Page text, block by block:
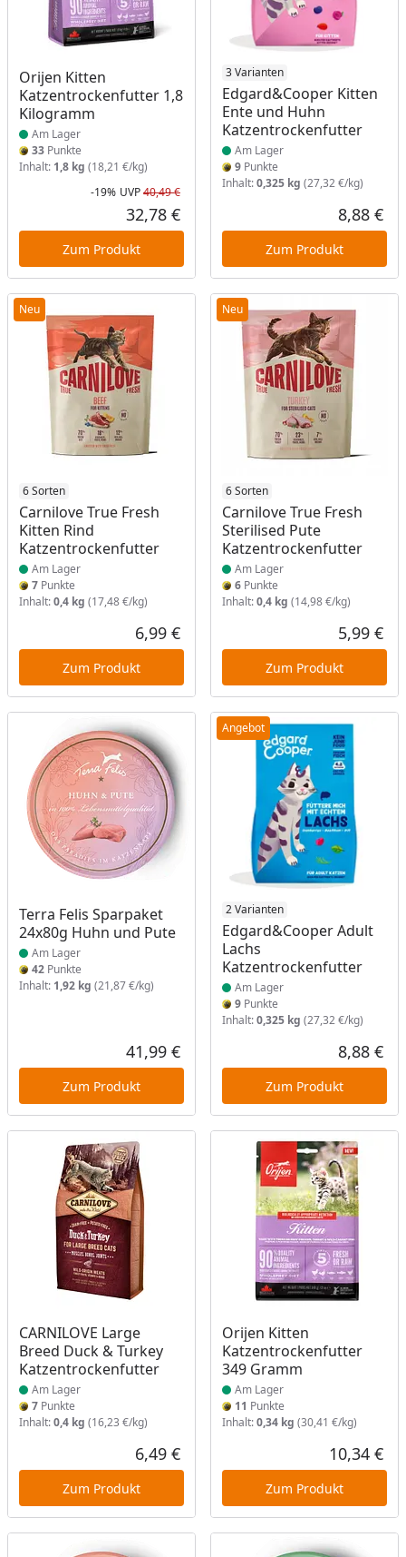
Orijen Kitten
Katzentrockenfutter 1,8
Kilogramm
Produkt am Lager
Am Lager
33 Punkte
Inhalt: 1,8 kg (18,21 €/kg)
Rabatt in Prozent
-19%
Ursprünglicher Preis
UVP40,49 €
Aktueller Preis
32,78 €
Zum Produkt
3 Varianten
Edgard&Cooper Kitten
Ente und Huhn
Katzentrockenfutter
Produkt am Lager
Am Lager
9Punkte
Inhalt:0,325 kg (27,32 €/kg)
8,88 €
Zum Produkt
Neu
6 Sorten
Carnilove True Fresh
Kitten Rind
Katzentrockenfutter
Produkt am Lager
Am Lager
7 Punkte
Inhalt:0,4 kg (17,48 €/kg)
Aktueller Preis
6,99 €
Zum Produkt
Neu
6 Sorten
Carnilove True Fresh
Sterilised Pute
Katzentrockenfutter
Produkt am Lager
Am Lager
6Punkte
Inhalt:0,4 kg (14,98 €/kg)
5,99 €
Zum Produkt
Terra Felis Sparpaket
24x80g Huhn und Pute
Produkt am Lager
Am Lager
42 Punkte
Inhalt: 1,92 kg (21,87 €/kg)
Aktueller Preis
41,99 €
Zum Produkt
Angebot
2 Varianten
Edgard&Cooper Adult
Lachs
Katzentrockenfutter
Produkt am Lager
Am Lager
9Punkte
Inhalt:0,325 kg (27,32 €/kg)
8,88 €
Zum Produkt
CARNILOVE Large
Breed Duck & Turkey
Katzentrockenfutter
Produkt am Lager
Am Lager
7 Punkte
Inhalt:0,4 kg (16,23 €/kg)
Aktueller Preis
6,49 €
Zum Produkt
Orijen Kitten
Katzentrockenfutter
349 Gramm
Produkt am Lager
Am Lager
11 Punkte
Inhalt:0,34 kg (30,41 €/kg)
10,34 €
Zum Produkt